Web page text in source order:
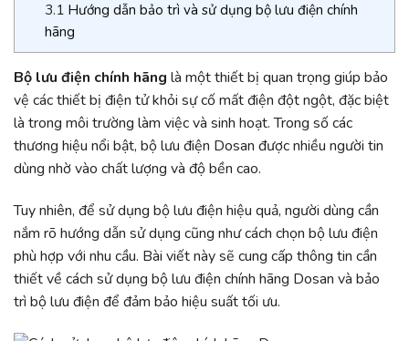
3.1Hướng dẫn bảo trì và sử dụng bộ lưu điện chính
hãng
Bộ lưu điện chính hãng là một thiết bị quan trọng giúp bảo
vệ các thiết bị điện tử khỏi sự cố mất điện đột ngột, đặc biệt
là trong môi trường làm việc và sinh hoạt. Trong số các
thương hiệu nổi bật, bộ lưu điện Dosan được nhiều người tin
dùng nhờ vào chất lượng và độ bền cao.
Tuy nhiên, để sử dụng bộ lưu điện hiệu quả, người dùng cần
nắm rõ hướng dẫn sử dụng cũng như cách chọn bộ lưu điện
phù hợp với nhu cầu. Bài viết này sẽ cung cấp thông tin cần
thiết về cách sử dụng bộ lưu điện chính hãng Dosan và bảo
trì bộ lưu điện để đảm bảo hiệu suất tối ưu.